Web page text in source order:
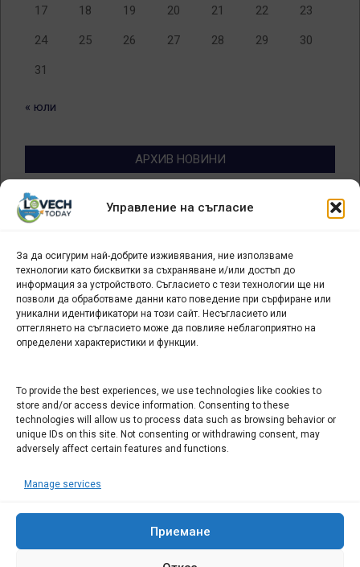
Управление на съгласие
За да осигурим най-добрите изживявания, ние използваме
технологии като бисквитки за съхраняване и/или достъп до
информация за устройството. Съгласието с тези технологии ще ни
позволи да обработваме данни като поведение при сърфиране или
уникални идентификатори на този сайт. Несъгласието или
оттеглянето на съгласието може да повлияе неблагоприятно на
определени характеристики и функции.
To provide the best experiences, we use technologies like cookies to
store and/or access device information. Consenting to these
technologies will allow us to process data such as browsing behavior or
unique IDs on this site. Not consenting or withdrawing consent, may
adversely affect certain features and functions.
Manage services
Приемане
17 18 19 20 21 22 23
24 25 26 27 28 29 30
31
« юли
АРХИВ НОВИНИ
Архив
новини
БИЗНЕС
Арт галерия "Мостове" – магазин за изкуство
СЕВЕРОЗАПАДА ИНФОРМАЦИОНЕН БИЗНЕС
ТУРИСТИЧЕСКИ КЛЪСТЕР
ИНСТИТУЦИИ В ЛОВЕЧ
Административен съд Ловеч
Областна администрация Ловеч
ОДМВР Ловеч
Окръжен съд Ловеч